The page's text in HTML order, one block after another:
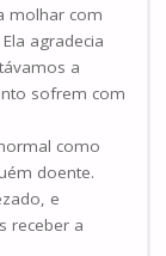
molhar com
agradecia
a
sofrem com
como
doente.
e
receber a